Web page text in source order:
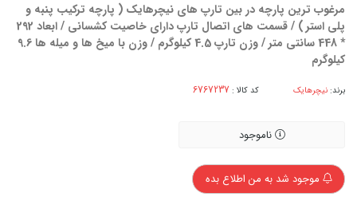
مرغوب ترین پارچه در بین تارپ های نیچرهایک ( پارچه ترکیب پنبه و
پلی استر ) / قسمت های اتصال تارپ دارای خاصیت کشسانی / ابعاد 292
* 448 سانتی متر / وزن تارپ 4.5 کیلوگرم / وزن با میخ ها و میله ها 9.6
کیلوگرم
برند: نیچرهایک کد کالا :
ناموجود
موجود شد به من اطلاع بده